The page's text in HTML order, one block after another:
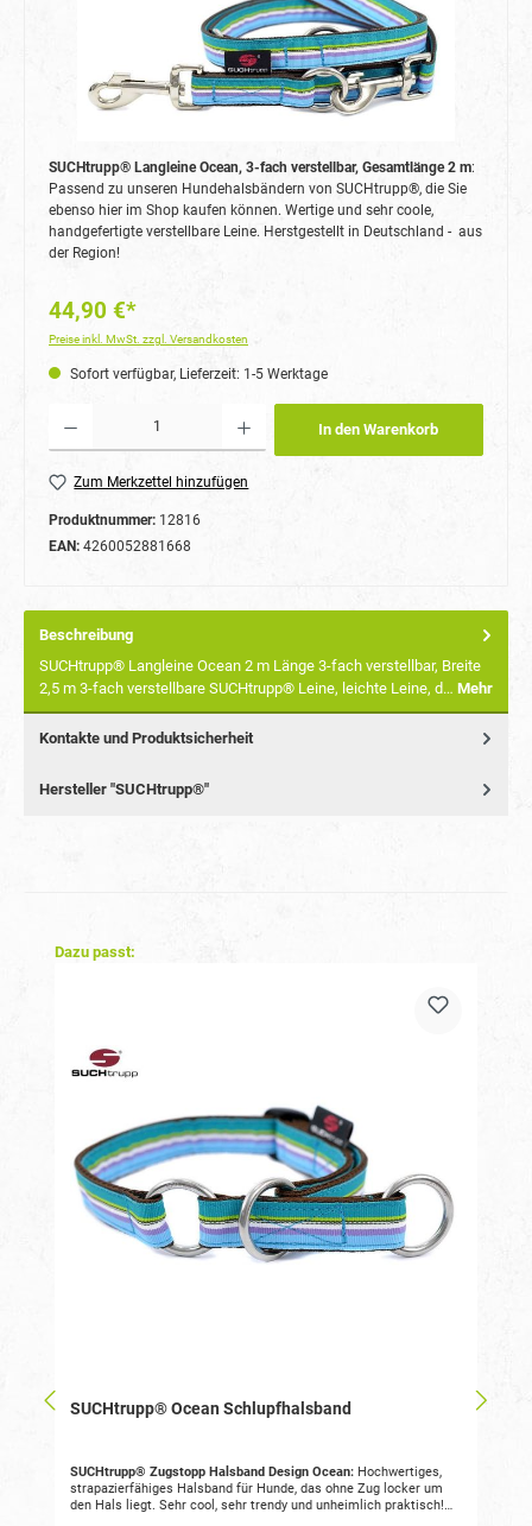
SUCHtrupp® Langleine Ocean, 3-fach verstellbar, Gesamtlänge 2 m:
Passend zu unseren Hundehalsbändern von SUCHtrupp®, die Sie
ebenso hier im Shop kaufen können. Wertige und sehr coole,
handgefertigte verstellbare Leine. Herstgestellt in Deutschland - aus
der Region!
44,90 €*
Preise inkl. MwSt. zzgl. Versandkosten
Sofort verfügbar, Lieferzeit: 1-5 Werktage
Produkt Anzahl: Gib den gewünschten Wert ein oder benutze die Schaltflächen um die
In den Warenkorb
Zum Merkzettel hinzufügen
Produktnummer: 12816
EAN: 4260052881668
Beschreibung
SUCHtrupp® Langleine Ocean 2 m Länge 3-fach verstellbar, Breite
2,5 m 3-fach verstellbare SUCHtrupp® Leine, leichte Leine, d… Mehr
Kontakte und Produktsicherheit
Hersteller "SUCHtrupp®"
Produktgalerie überspringen
Dazu passt:
SUCHtrupp® Ocean Schlupfhalsband
SUCHtrupp® Zugstopp Halsband Design Ocean:Hochwertiges,
strapazierfähiges Halsband für Hunde, das ohne Zug locker um
den Hals liegt. Sehr cool, sehr trendy und unheimlich praktisch!